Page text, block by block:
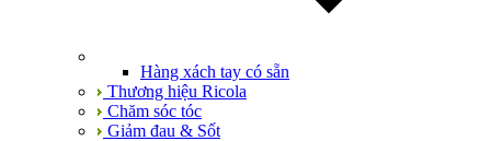
Hàng xách tay có sẵn
Thương hiệu Ricola
Chăm sóc tóc
Giảm đau & Sốt